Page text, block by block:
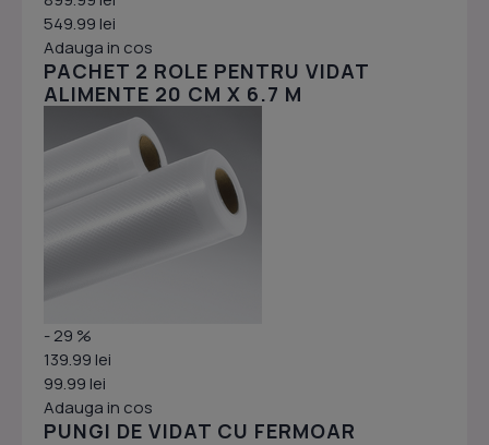
549.99 lei
Adauga in cos
PACHET 2 ROLE PENTRU VIDAT
ALIMENTE 20 CM X 6.7 M
- 29 %
139.99 lei
99.99 lei
Adauga in cos
PUNGI DE VIDAT CU FERMOAR